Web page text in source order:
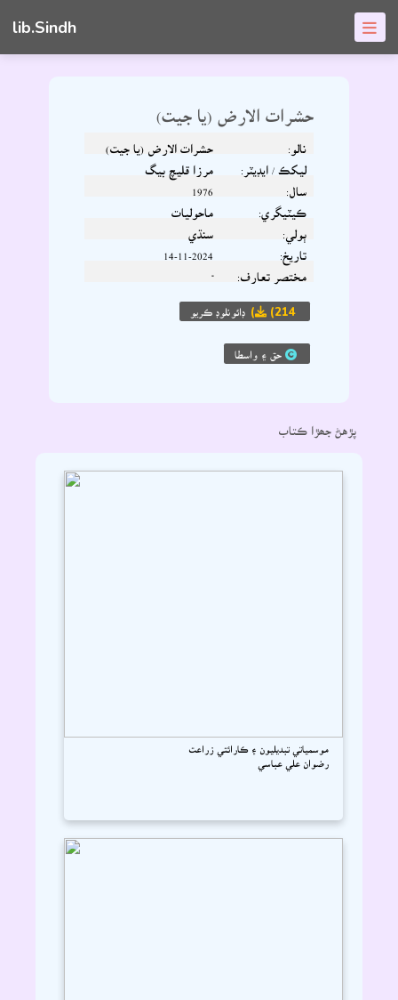
lib.Sindh
حشرات الارض (يا جيت)
حشرات الارض (يا جيت) نالو:
مرزا قليچ بيگ ليکڪ / ايڊيٽر:
سال:
ماحوليات ڪيٽيگري:
سنڌي ٻولي:
تاريخ:
مختصر تعارف:
(214) ڊائونلوڊ ڪريو
حق ۽ واسطا
پڙهڻ جھڙا ڪتاب
موسمياتي تبديليون ۽ ڪارائتي زراعت
رضوان علي عباسي